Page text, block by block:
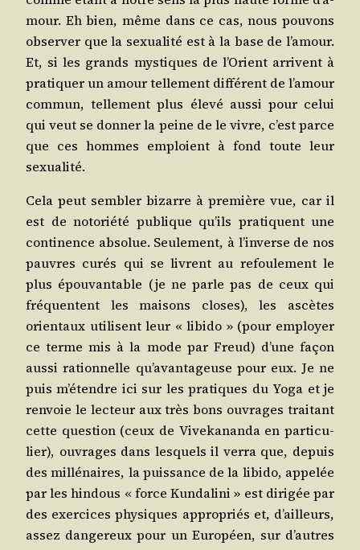
mour. Eh bien, même dans ce cas, nous pou­vons
obser­ver que la sexua­li­té est à la base de l’a­mour.
Et, si les grands mys­tiques de l’O­rient arrivent à
pra­ti­quer un amour tel­le­ment dif­fé­rent de l’a­mour
com­mun, tel­le­ment plus éle­vé aus­si pour celui
qui veut se don­ner la peine de le vivre, c’est parce
que ces hommes emploient à fond toute leur
sexualité.
Cela peut sem­bler bizarre à pre­mière vue, car il
est de noto­rié­té publique qu’ils pra­tiquent une
conti­nence abso­lue. Seule­ment, à l’in­verse de nos
pauvres curés qui se livrent au refou­le­ment le
plus épou­van­table (je ne parle pas de ceux qui
fré­quentent les mai­sons closes), les ascètes
orien­taux uti­lisent leur « libi­do » (pour employer
ce terme mis à la mode par Freud) d’une façon
aus­si ration­nelle qu’a­van­ta­geuse pour eux. Je ne
puis m’é­tendre ici sur les pra­tiques du Yoga et je
ren­voie le lec­teur aux très bons ouvrages trai­tant
cette ques­tion (ceux de Vive­ka­nan­da en par­ti­cu­
lier), ouvrages dans les­quels il ver­ra que, depuis
des mil­lé­naires, la puis­sance de la libi­do, appe­lée
par les hin­dous « force Kun­da­li­ni » est diri­gée par
des exer­cices phy­siques appro­priés et, d’ailleurs,
assez dan­ge­reux pour un Euro­péen, sur d’autres